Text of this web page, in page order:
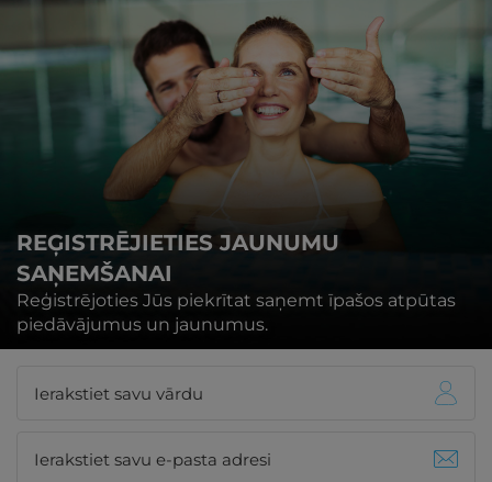
REĢISTRĒJIETIES JAUNUMU
SAŅEMŠANAI
Reģistrējoties Jūs piekrītat saņemt īpašos atpūtas
piedāvājumus un jaunumus.